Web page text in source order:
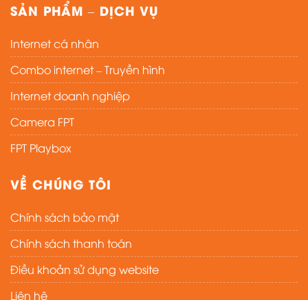
SẢN PHẨM – DỊCH VỤ
Internet cá nhân
Combo internet – Truyền hình
Internet doanh nghiệp
Camera FPT
FPT Playbox
VỀ CHÚNG TÔI
Chính sách bảo mật
Chính sách thanh toán
Điều khoản sử dụng website
Liên hệ